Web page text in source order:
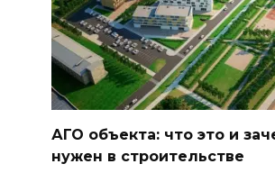
АГО объекта: что это и
нужен в строительстве